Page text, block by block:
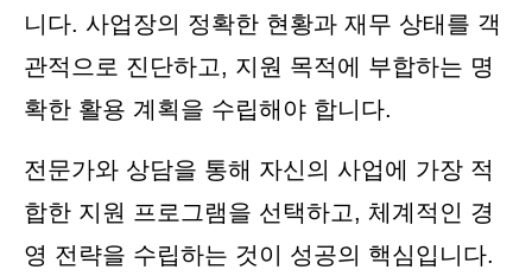
니다. 사업장의 정확한 현황과 재무 상태를 객
관적으로 진단하고, 지원 목적에 부합하는 명
확한 활용 계획을 수립해야 합니다.
전문가와 상담을 통해 자신의 사업에 가장 적
합한 지원 프로그램을 선택하고, 체계적인 경
영 전략을 수립하는 것이 성공의 핵심입니다.